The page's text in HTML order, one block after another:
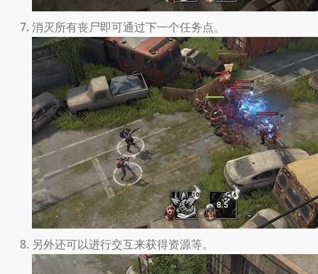
消灭所有丧尸即可通过下一个任务点。
另外还可以进行交互来获得资源等。